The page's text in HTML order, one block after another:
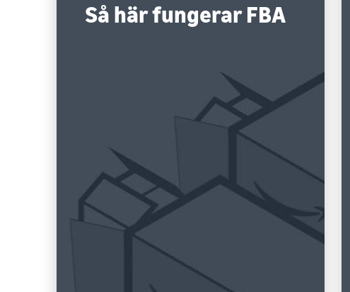
Så här fungerar FBA